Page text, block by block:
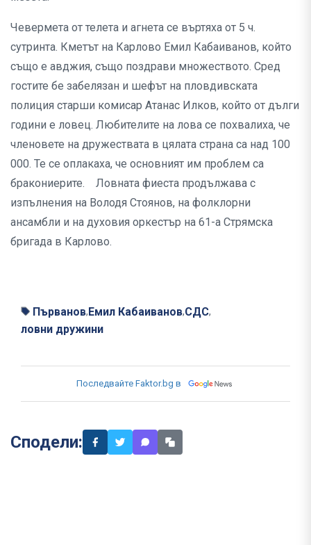
Чевермета от телета и агнета се въртяха от 5 ч.
сутринта. Кметът на Карлово Емил Кабаиванов, който
също е авджия, също поздрави множеството. Сред
гостите бе забелязан и шефът на пловдивската
полиция старши комисар Атанас Илков, който от дълги
години е ловец. Любителите на лова се похвалиха, че
членовете на дружествата в цялата страна са над 100
000. Те се оплакаха, че основният им проблем са
бракониерите. Ловната фиеста продължава с
изпълнения на Володя Стоянов, на фолклорни
ансамбли и на духовия оркестър на 61-а Стрямска
бригада в Карлово.
Първанов,Емил Кабаиванов,СДС,
ловни дружини
Последвайте Faktor.bg в
Сподели: